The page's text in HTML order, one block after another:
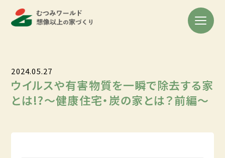
2024.05.27
ウイルスや有害物質を一瞬で除去する家
とは!?～健康住宅・炭の家とは？前編～